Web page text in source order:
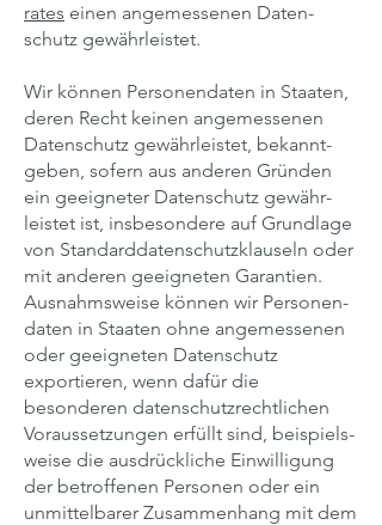
rates einen angemessenen Daten­
schutz gewährleistet.
Wir können Personen­daten in Staaten,
deren Recht keinen angemessenen
Daten­schutz gewähr­leistet, bekannt­
geben, sofern aus anderen Gründen
ein geeigneter Daten­schutz gewähr­
leistet ist, ins­besondere auf Grund­lage
von Standard­datenschutz­klauseln oder
mit anderen geeigneten Garantien.
Ausnahms­weise können wir Personen­
daten in Staaten ohne angemessenen
oder geeigneten Daten­schutz
exportieren, wenn dafür die
besonderen daten­schutz­rechtlichen
Voraus­setzungen erfüllt sind, beispiels­
weise die ausdrückliche Ein­willigung
der betroffenen Personen oder ein
unmittelbarer Zusammen­hang mit dem